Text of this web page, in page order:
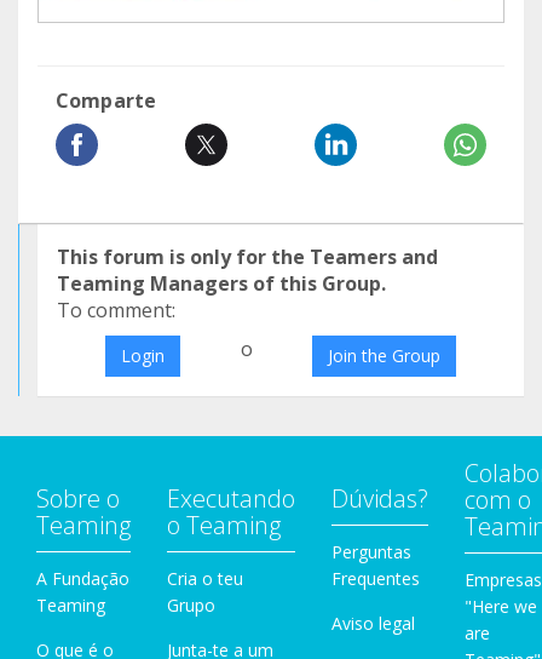
Comparte
This forum is only for the Teamers and
Teaming Managers of this Group.
To comment:
Login o Join the Group
Sobre o
Teaming
A Fundação
Teaming
O que é o
Executando
o Teaming
Cria o teu
Grupo
Junta-te a um
Dúvidas?
Perguntas
Frequentes
Aviso legal
com o
Empresas
"Here we
are